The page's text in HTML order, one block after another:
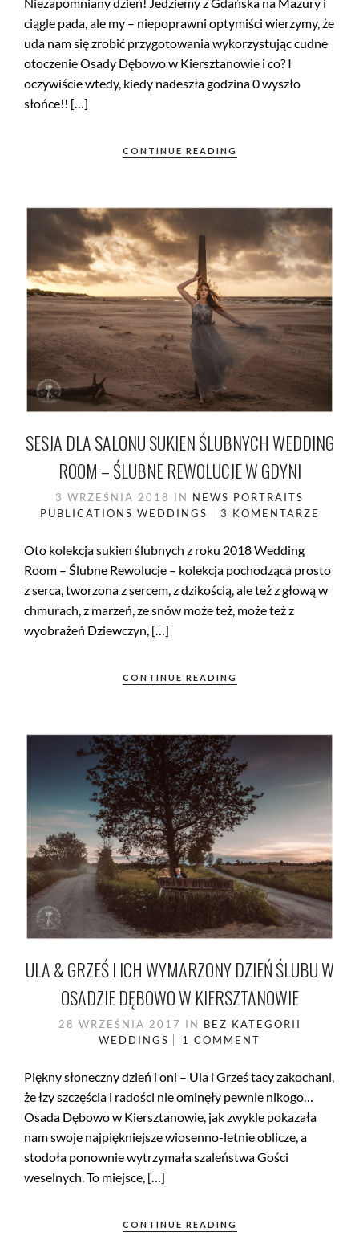
ciągle pada, ale my – niepoprawni optymiści wierzymy, że
uda nam się zrobić przygotowania wykorzystując cudne
otoczenie Osady Dębowo w Kiersztanowie i co? I
oczywiście wtedy, kiedy nadeszła godzina 0 wyszło
słońce!! […]
CONTINUE READING
SESJA DLA SALONU SUKIEN ŚLUBNYCH WEDDING
ROOM – ŚLUBNE REWOLUCJE W GDYNI
3 WRZEŚNIA 2018 IN NEWS PORTRAITS
PUBLICATIONS WEDDINGS 3 KOMENTARZE
Oto kolekcja sukien ślubnych z roku 2018 Wedding
Room – Ślubne Rewolucje – kolekcja pochodząca prosto
z serca, tworzona z sercem, z dzikością, ale też z głową w
chmurach, z marzeń, ze snów może też, może też z
wyobrażeń Dziewczyn, […]
CONTINUE READING
ULA & GRZEŚ I ICH WYMARZONY DZIEŃ ŚLUBU W
OSADZIE DĘBOWO W KIERSZTANOWIE
28 WRZEŚNIA 2017 IN BEZ KATEGORII
WEDDINGS
1 COMMENT
Piękny słoneczny dzień i oni – Ula i Grześ tacy zakochani,
że łzy szczęścia i radości nie ominęły pewnie nikogo…
Osada Dębowo w Kiersztanowie, jak zwykle pokazała
nam swoje najpiękniejsze wiosenno-letnie oblicze, a
stodoła ponownie wytrzymała szaleństwa Gości
weselnych. To miejsce, […]
CONTINUE READING